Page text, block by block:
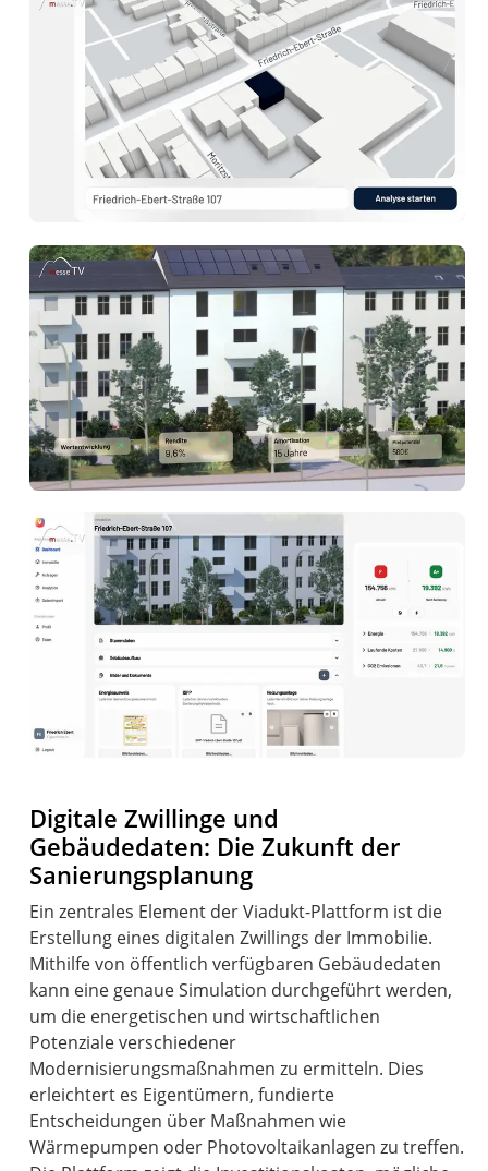
Digitale Zwillinge und
Gebäudedaten: Die Zukunft der
Sanierungsplanung
Ein zentrales Element der Viadukt-Plattform ist die
Erstellung eines digitalen Zwillings der Immobilie.
Mithilfe von öffentlich verfügbaren Gebäudedaten
kann eine genaue Simulation durchgeführt werden,
um die energetischen und wirtschaftlichen
Potenziale verschiedener
Modernisierungsmaßnahmen zu ermitteln. Dies
erleichtert es Eigentümern, fundierte
Entscheidungen über Maßnahmen wie
Wärmepumpen oder Photovoltaikanlagen zu treffen.